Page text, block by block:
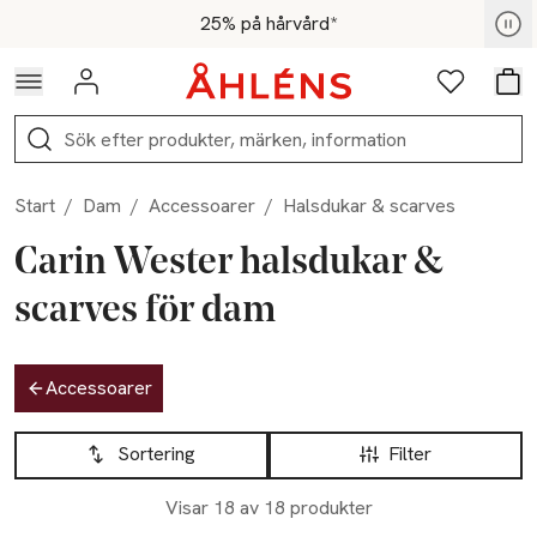
Hoppa till navigationsmenyn25% på hårvård*
För medlemmar - Shoppa nu
Logga in Favoriter
Sök
Start / Dam / Accessoarer / Halsdukar & scarves
Carin Wester halsdukar &
scarves för dam
Hoppa till produktsidan
Accessoarer
Hoppa till produktsidan
Filter
Sortering
Visar 18 av 18 produkter
Lista över produkter